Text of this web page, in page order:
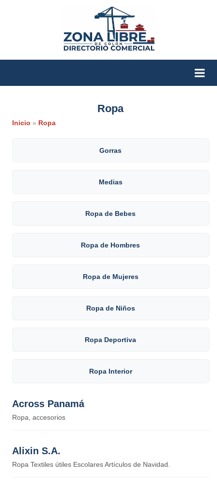
Ropa
Inicio » Ropa
Gorras
Medias
Ropa de Bebes
Ropa de Hombres
Ropa de Mujeres
Ropa de Niños
Ropa Deportiva
Ropa Interior
Across Panamá
Ropa, accesorios
Alixin S.A.
Ropa Textiles útiles Escolares Artículos de Navidad.